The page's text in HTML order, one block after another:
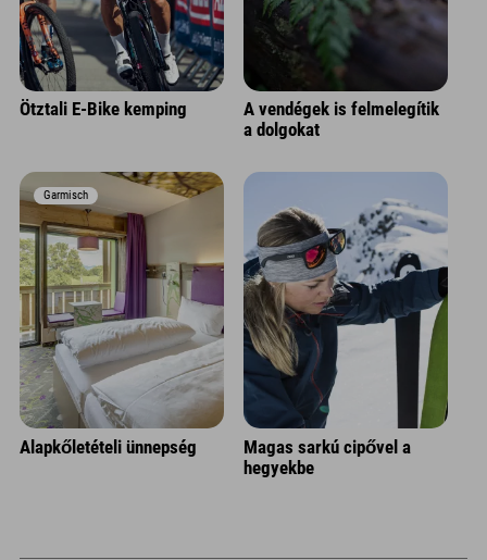
Ötztali E-Bike kemping
A vendégek is felmelegítik
a dolgokat
Garmisch
Alapkőletételi ünnepség
Magas sarkú cipővel a
hegyekbe